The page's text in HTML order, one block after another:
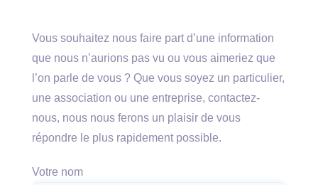
Vous souhaitez nous faire part d’une information
que nous n’aurions pas vu ou vous aimeriez que
l’on parle de vous ? Que vous soyez un particulier,
une association ou une entreprise, contactez-
nous, nous nous ferons un plaisir de vous
répondre le plus rapidement possible.
Votre nom